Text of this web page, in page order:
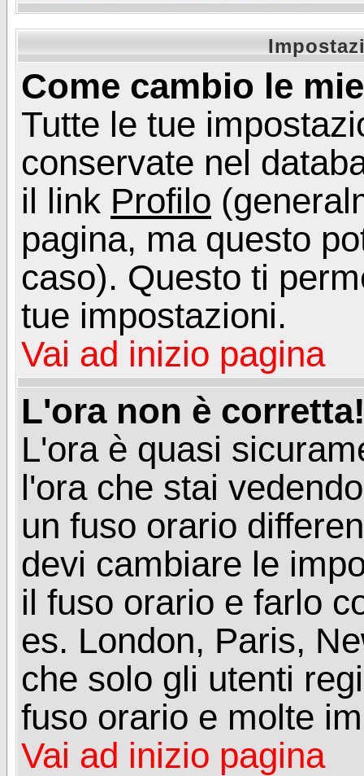
Come cambio le
Tutte le tue
conservate nel
il link Profilo
pagina, ma questo
caso). Questo ti
tue impostazioni.
Vai ad inizio pagina
L'ora non è
L'ora è quasi
l'ora che stai
un fuso orario
devi cambiare le
il fuso orario e farlo
es. London, Paris,
che solo gli utenti
fuso orario e molte
Vai ad inizio pagina